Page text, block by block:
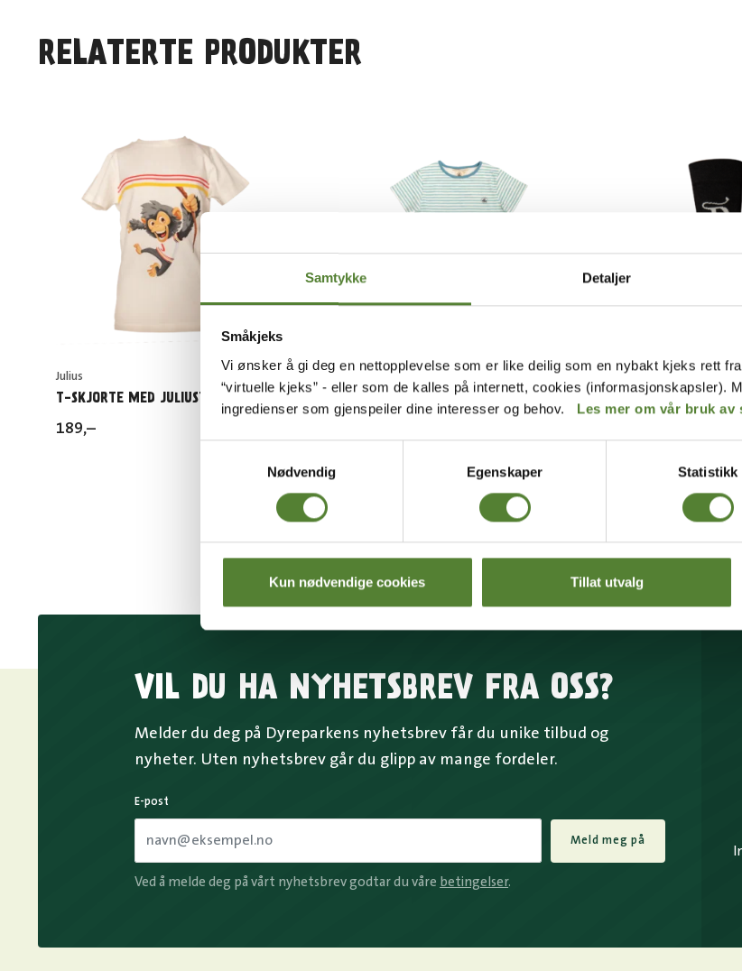
Samtykke Detaljer
Småkjeks
Vi ønsker å gi deg en nettopplevelse som er like deilig som en nybakt kjeks rett
“virtuelle kjeks” - eller som de kalles på internett, cookies (informasjonskapsler).
ingredienser som gjenspeiler dine interesser og behov. Les mer om vår bruk av
Nødvendig
Egenskaper Statistikk
Kun nødvendige cookies Tillat utvalg
RELATERTE PRODUKTER
Julius
T-SKJORTE MED JULIUSTRYKK
189,–
Kardemomme by
ØKOLOGISK T-SKJORTE,
KARDEMOMME BY
139,–
Dyreparken
SOKKER
VIL DU HA NYHETSBREV FRA OSS?
Melder du deg på Dyreparkens nyhetsbrev får du unike tilbud og
nyheter. Uten nyhetsbrev går du glipp av mange fordeler.
E-post
Meld meg på
Ved å melde deg på vårt nyhetsbrev godtar du våre betingelser.